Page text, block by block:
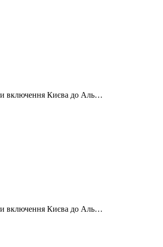
включення Києва до Аль…
включення Києва до Аль…